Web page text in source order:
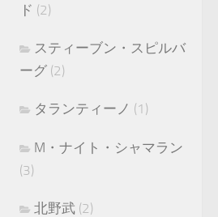
ド (2)
スティーブン・スピルバ
ーグ (2)
タランティーノ (1)
M・ナイト・シャマラン
(3)
北野武 (2)